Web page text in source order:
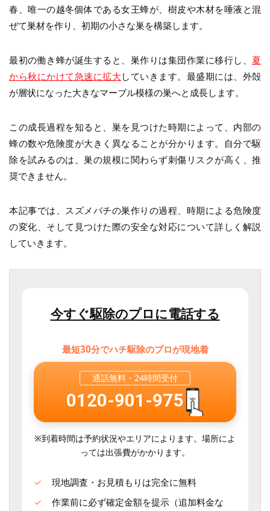
春、唯一の越冬個体である女王蜂が、樹皮や木材を唾液と混
ぜて巣材を作り、初期の小さな巣を構築します。
最初の働き蜂が誕生すると、巣作りは集団作業に移行し、 夏
から秋にかけて急速に拡大していきます。最盛期には、外殻
が層状になった大きなマーブル模様の巣へと成長します。
この成長過程を知ると、巣を見つけた時期によって、内部の
蜂の数や危険度が大きく異なることが分かります。自分で駆
除を試みるのは、巣の規模に関わらず刺傷リスクが高く、推
奨できません。
本記事では、スズメバチの巣作りの過程、時期による危険度
の変化、そして見つけた際の安全な対応について詳しく解説
していきます。
今すぐ駆除のプロに電話する
最短30分でハチ駆除のプロが現地着
通話無料・ 24時間受付
0120-901-975
※到着時間は予約状況やエリアによります。場所によ
っては出張費がかかります。
現地調査・お見積もりは完全に無料
作業前に必ず確定金額を提示（追加料金な